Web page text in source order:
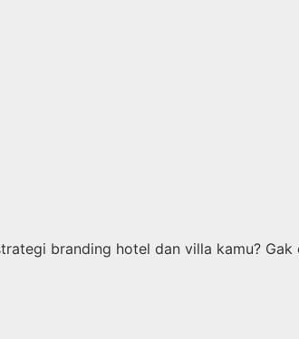
branding hotel dan villa kamu?